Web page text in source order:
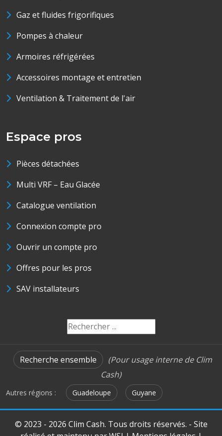
Gaz et fluides frigorifiques
Pompes à chaleur
Armoires réfrigérées
Accessoires montage et entretien
Ventilation & Traitement de l'air
Espace pros
Pièces détachées
Multi VRF – Eau Glacée
Catalogue ventilation
Connexion compte pro
Ouvrir un compte pro
Offres pour les pros
SAV installateurs
Recherche ensemble
(Pour usage interne de Clim
Cash)
Autres régions : Guadeloupe Guyane
© 2023 - 2026 Clim Cash. Tous droits réservés. - Site